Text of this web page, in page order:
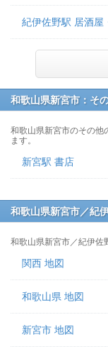
紀伊佐野駅 居酒屋
和歌山県新宮市：そ
和歌山県新宮市のその他
ます。
新宮駅 書店
和歌山県新宮市／紀
和歌山県新宮市／紀伊佐
関西 地図
和歌山県 地図
新宮市 地図